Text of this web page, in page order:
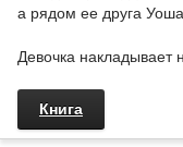
а рядом ее друга
Девочка накладывает
Книга